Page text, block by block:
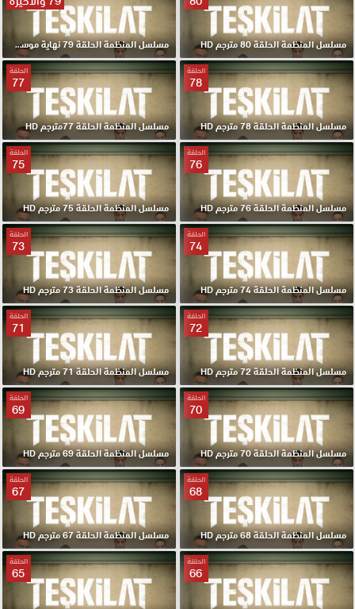
مسلسل المنظمة الحلقة 80 مترجم HD مسلسل المنظمة الحلقة 79 نهاية موسم مترجم HD
الحلقة
78
مسلسل المنظمة الحلقة 78 مترجم HD
الحلقة
77
مسلسل المنظمة الحلقة 77مترجم HD
الحلقة
76
مسلسل المنظمة الحلقة 76 مترجم HD
الحلقة
75
مسلسل المنظمة الحلقة 75 مترجم HD
الحلقة
74
مسلسل المنظمة الحلقة 74 مترجم HD
الحلقة
73
مسلسل المنظمة الحلقة 73 مترجم HD
الحلقة
72
مسلسل المنظمة الحلقة 72 مترجم HD
الحلقة
71
مسلسل المنظمة الحلقة 71 مترجم HD
الحلقة
70
مسلسل المنظمة الحلقة 70 مترجم HD
الحلقة
69
مسلسل المنظمة الحلقة 69 مترجم HD
الحلقة
68
مسلسل المنظمة الحلقة 68 مترجم HD
الحلقة
67
مسلسل المنظمة الحلقة 67 مترجم HD
الحلقة
66
الحلقة
65